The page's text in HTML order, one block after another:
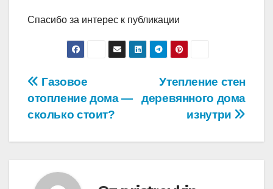
Спасибо за интерес к публикации
Навигация
по
записям
Утепление стен
деревянного дома
изнутри
Газовое
отопление дома —
сколько стоит?